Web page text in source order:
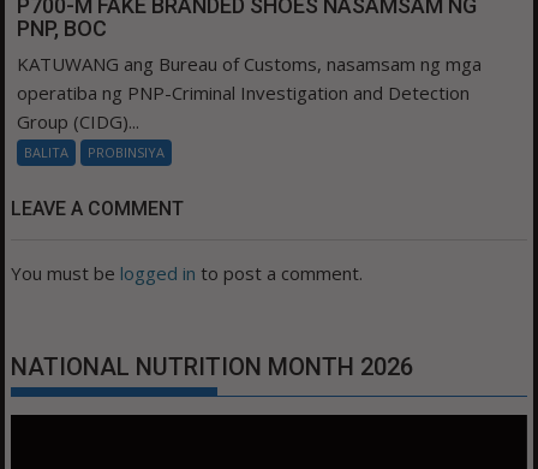
P700-M FAKE BRANDED SHOES NASAMSAM NG
PNP, BOC
KATUWANG ang Bureau of Customs, nasamsam ng mga
operatiba ng PNP-Criminal Investigation and Detection
Group (CIDG)...
BALITA PROBINSIYA
LEAVE A COMMENT
You must be logged in to post a comment.
NATIONAL NUTRITION MONTH 2026